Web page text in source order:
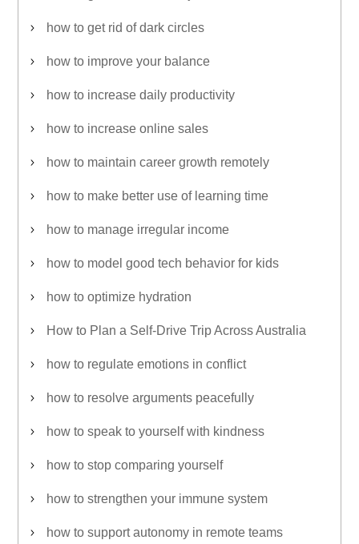
how to get rid of dark circles
how to improve your balance
how to increase daily productivity
how to increase online sales
how to maintain career growth remotely
how to make better use of learning time
how to manage irregular income
how to model good tech behavior for kids
how to optimize hydration
How to Plan a Self-Drive Trip Across Australia
how to regulate emotions in conflict
how to resolve arguments peacefully
how to speak to yourself with kindness
how to stop comparing yourself
how to strengthen your immune system
how to support autonomy in remote teams